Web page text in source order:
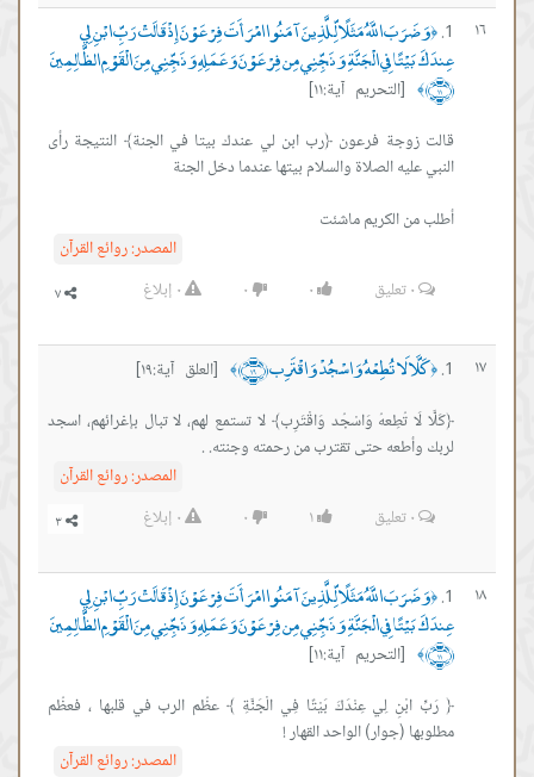
١٦ ﴿وَضَرَبَ اللَّهُ مَثَلًا لِّلَّذِينَ آمَنُوا امْرَأَتَ فِرْعَوْنَ إِذْ قَالَتْ رَبِّ ابْنِ لِي
عِندَكَ بَيْتًا فِي الْجَنَّةِ وَنَجِّنِي مِن فِرْعَوْنَ وَعَمَلِهِ وَنَجِّنِي مِنَ الْقَوْمِ الظَّالِمِينَ
﴿١١﴾ ﴾
[التحريم آية:١١]
قالت زوجة فرعون ﴿رب ابن لي عندك بيتا في الجنة﴾ النتيجة رأى
أطلب من الكريم ماشئت
المصدر:روائع القرآن
٠تعليق ٠ ٠ ٠ إبلاغ
١٧ ﴿كَلَّا لَا تُطِعْهُ وَاسْجُدْ وَاقْتَرِب ﴿١٩﴾ ﴾
[العلق آية:١٩]
﴿كَلَّا لَا تُطِعهُ وَاسْجُد وَاقْتَرِب﴾ لا تستمع لهم، لا تبال بإغرائهم، اسجد
لربك وأطعه حتى تقترب من رحمته وجنته. .
المصدر:روائع القرآن
٠تعليق ١ ٠ ٠ إبلاغ
١٨ ﴿وَضَرَبَ اللَّهُ مَثَلًا لِّلَّذِينَ آمَنُوا امْرَأَتَ فِرْعَوْنَ إِذْ قَالَتْ رَبِّ ابْنِ لِي
عِندَكَ بَيْتًا فِي الْجَنَّةِ وَنَجِّنِي مِن فِرْعَوْنَ وَعَمَلِهِ وَنَجِّنِي مِنَ الْقَوْمِ الظَّالِمِينَ
﴿١١﴾ ﴾
[التحريم آية:١١]
﴿ رَبِّ ابْنِ لِي عِنْدَكَ بَيْتًا فِي الْجَنَّةِ ﴾ عظُم الرب في قلبها ، فعظُم
مطلوبها (جوار) الواحد القهار !
المصدر:روائع القرآن